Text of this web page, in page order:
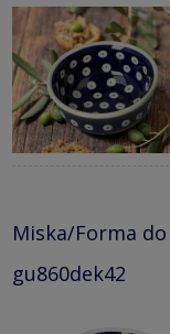
Miska/Forma
gu860dek42